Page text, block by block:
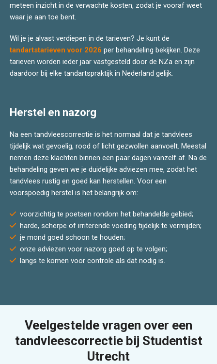
meteen inzicht in de verwachte kosten, zodat je vooraf weet
waar je aan toe bent.
Wil je je alvast verdiepen in de tarieven? Je kunt de
tandartstarieven voor 2026 per behandeling bekijken. Deze
tarieven worden ieder jaar vastgesteld door de NZa en zijn
daardoor bij elke tandartspraktijk in Nederland gelijk.
Herstel en nazorg
Na een tandvleescorrectie is het normaal dat je tandvlees
tijdelijk wat gevoelig, rood of licht gezwollen aanvoelt. Meestal
nemen deze klachten binnen een paar dagen vanzelf af. Na de
behandeling geven we je duidelijke adviezen mee, zodat het
tandvlees rustig en goed kan herstellen. Voor een
voorspoedig herstel is het belangrijk om:
voorzichtig te poetsen rondom het behandelde gebied;
harde, scherpe of irriterende voeding tijdelijk te vermijden;
je mond goed schoon te houden;
onze adviezen voor nazorg goed op te volgen;
langs te komen voor controle als dat nodig is.
Veelgestelde vragen over een
tandvleescorrectie bij Studentist
Utrecht